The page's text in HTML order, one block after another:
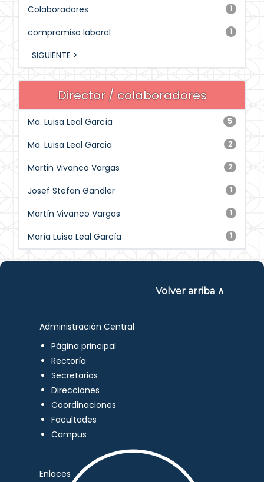
1
Colaboradores
1
compromiso laboral
SIGUIENTE >
Director / colaboradores
5
Ma. Luisa Leal García
2
Ma. Luisa Leal Garcia
2
Martin Vivanco Vargas
1
Josef Stefan Gandler
1
Martín Vivanco Vargas
1
María Luisa Leal García
Volver arriba ∧
Administración Central
Página principal
Rectoría
Secretarios
Direcciones
Coordinaciones
Facultades
Campus
Enlaces